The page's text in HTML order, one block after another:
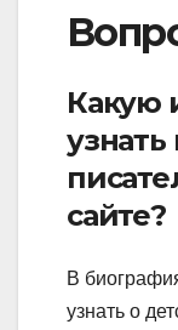
Какую
сайте?
В
узнать о